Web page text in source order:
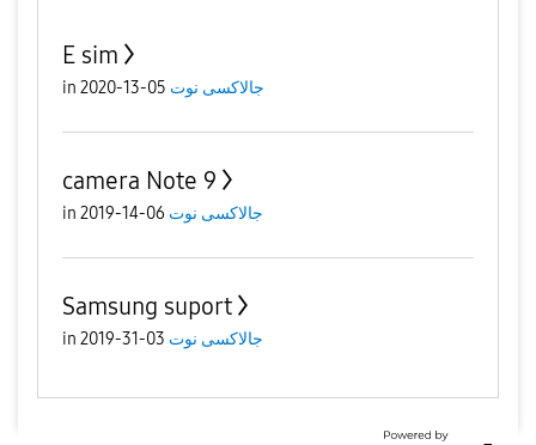
E sim
in جالاكسى نوت 05-13-2020
camera Note 9
in جالاكسى نوت 06-14-2019
Samsung suport
in جالاكسى نوت 03-31-2019